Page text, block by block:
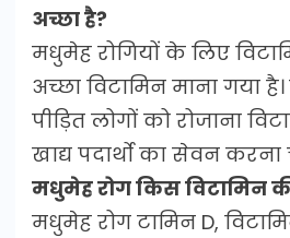
अच्छा है?
मधुमेह रोगियों के लिए
अच्छा विटामिन माना गया
पीड़ित लोगों को रोजाना
खाद्य पदार्थो का सेवन करना
मधुमेह रोग किस विटामिन
मधुमेह रोग टामिन D,